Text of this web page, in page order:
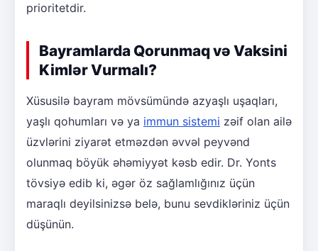
prioritetdir.
Bayramlarda Qorunmaq və Vaksini
Kimlər Vurmalı?
Xüsusilə bayram mövsümündə azyaşlı uşaqları,
yaşlı qohumları və ya immun sistemi zəif olan ailə
üzvlərini ziyarət etməzdən əvvəl peyvənd
olunmaq böyük əhəmiyyət kəsb edir. Dr. Yonts
tövsiyə edib ki, əgər öz sağlamlığınız üçün
maraqlı deyilsinizsə belə, bunu sevdikləriniz üçün
düşünün.